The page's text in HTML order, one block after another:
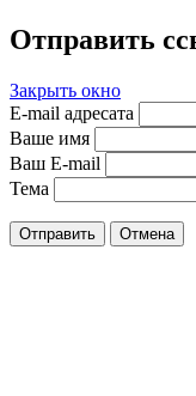
Отправить
Закрыть окно
E-mail адресата
Ваше имя
Ваш E-mail
Тема
Отправить Отмена